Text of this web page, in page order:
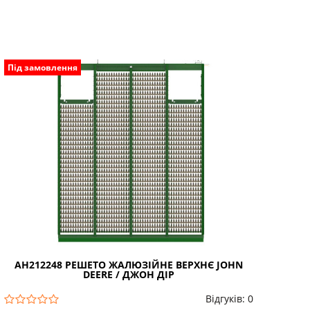
Під замовлення
AH212248 РЕШЕТО ЖАЛЮЗІЙНЕ ВЕРХНЄ JOHN
DEERE / ДЖОН ДІР
Відгуків: 0